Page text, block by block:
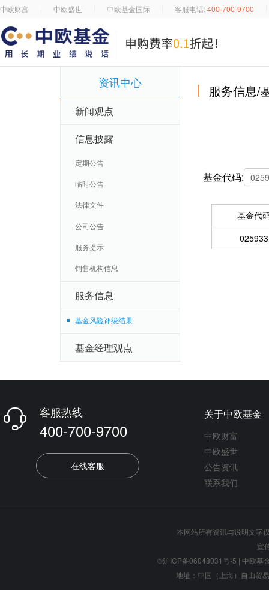
中欧财富 中欧盛世 中欧基金国际 客服电话:400-700-9700
资讯中心
新闻观点
信息披露
定期公告
临时公告
法律文件
公司公告
服务提示
销售机构信息
服务信息
基金风险评级结果
基金经理观点
服务信息/
基金代码:
基金代
025933
 客服热线
400-700-9700
在线客服
关于中欧基金
中欧财富
中欧盛世
公告资讯
联系我们
本网站所有资讯与说明文字
宣
©沪ICP备06048031号-5 | 中欧基
地址：中国（上海）自由贸